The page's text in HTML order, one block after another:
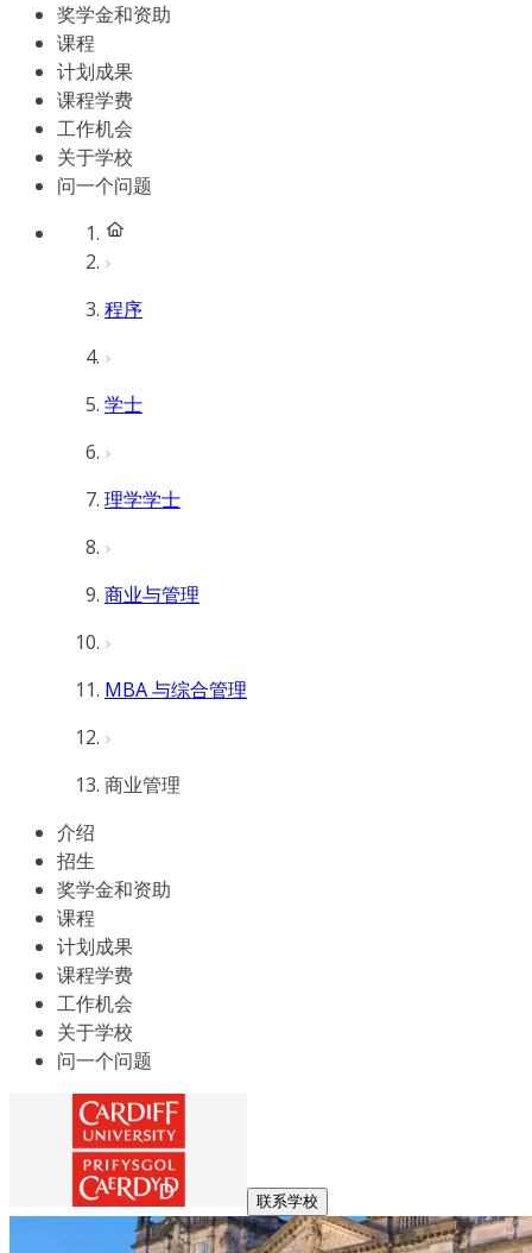
奖学金和资助
课程
计划成果
课程学费
工作机会
关于学校
问一个问题
程序
学士
理学学士
商业与管理
MBA 与综合管理
商业管理
介绍
招生
奖学金和资助
课程
计划成果
课程学费
工作机会
关于学校
问一个问题
联系学校